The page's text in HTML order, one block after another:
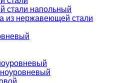
стали напольный
из нержавеющей стали